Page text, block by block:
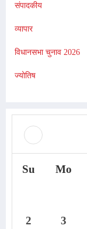
संपादकीय
व्यापार
विधानसभा चुनाव 2026
ज्योतिष
Su Mo
2
3